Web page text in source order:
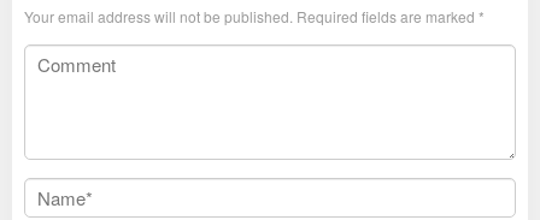
Your email address will not be published. Required fields are marked *